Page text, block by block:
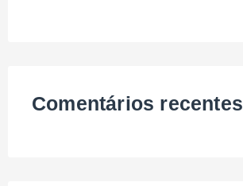
Comentários recentes